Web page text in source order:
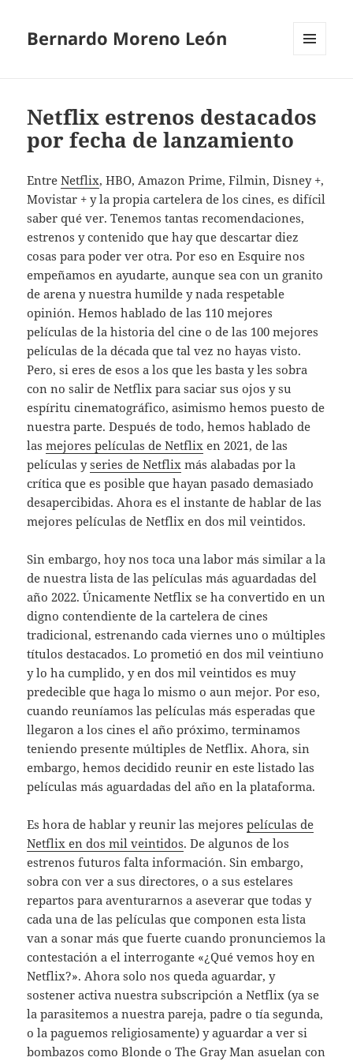
Bernardo Moreno León
Netflix estrenos destacados
por fecha de lanzamiento
EntreNetflix, HBO, Amazon Prime, Filmin, Disney +,
Movistar + y la propia cartelera de los cines, es difícil
saber qué ver. Tenemos tantas recomendaciones,
estrenos y contenido que hay que descartar diez
cosas para poder ver otra. Por eso en Esquire nos
empeñamos en ayudarte, aunque sea con un granito
de arena y nuestra humilde y nada respetable
opinión. Hemos hablado de las 110 mejores
películas de la historia del cine o de las 100 mejores
películas de la década que tal vez no hayas visto.
Pero, si eres de esos a los que les basta y les sobra
con no salir de Netflix para saciar sus ojos y su
espíritu cinematográfico, asimismo hemos puesto de
nuestra parte. Después de todo, hemos hablado de
lasmejores películas de Netflix en 2021, de las
películas yseries de Netflix más alabadas por la
crítica que es posible que hayan pasado demasiado
desapercibidas. Ahora es el instante de hablar de las
mejores películas de Netflix en dos mil veintidos.
Sin embargo, hoy nos toca una labor más similar a la
de nuestra lista de las películas más aguardadas del
año 2022. Únicamente Netflix se ha convertido en un
digno contendiente de la cartelera de cines
tradicional, estrenando cada viernes uno o múltiples
títulos destacados. Lo prometió en dos mil veintiuno
y lo ha cumplido, y en dos mil veintidos es muy
predecible que haga lo mismo o aun mejor. Por eso,
cuando reuníamos las películas más esperadas que
llegaron a los cines el año próximo, terminamos
teniendo presente múltiples de Netflix. Ahora, sin
embargo, hemos decidido reunir en este listado las
películas más aguardadas del año en la plataforma.
Es hora de hablar y reunir las mejorespelículas de
Netflix en dos mil veintidos. De algunos de los
estrenos futuros falta información. Sin embargo,
sobra con ver a sus directores, o a sus estelares
repartos para aventurarnos a aseverar que todas y
cada una de las películas que componen esta lista
van a sonar más que fuerte cuando pronunciemos la
contestación a el interrogante «¿Qué vemos hoy en
Netflix?». Ahora solo nos queda aguardar, y
sostener activa nuestra subscripción a Netflix (ya se
la parasitemos a nuestra pareja, padre o tía segunda,
o la paguemos religiosamente) y aguardar a ver si
bombazos como Blonde o The Gray Man asuelan con